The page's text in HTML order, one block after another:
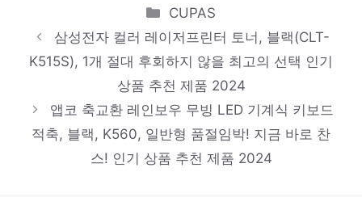
다가오는 여름, 시원하게! 인기 상품 추천 제
품 2024
신지모루 쉴드 카메라렌즈 강화유리 액정보호
일상에 반짝임을 추가하세요 인기 상품 추천
제품 2024
Categories
CUPAS
삼성전자 컬러 레이저프린터 토너, 블랙(CLT-
K515S), 1개 절대 후회하지 않을 최고의 선택 인기
상품 추천 제품 2024
앱코 축교환 레인보우 무빙 LED 기계식 키보드
적축, 블랙, K560, 일반형 품절임박! 지금 바로 찬
스! 인기 상품 추천 제품 2024